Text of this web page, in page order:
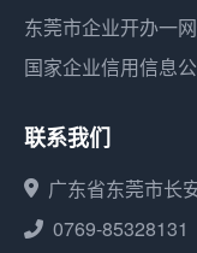
东莞市企业开办一
国家企业信用信息
联系我们
广东省东莞市长
0769-85328131